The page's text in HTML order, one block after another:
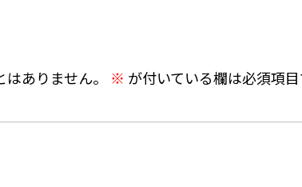
ありません。 ※ が付いている欄は必須項